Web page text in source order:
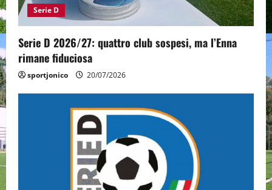
Serie D
Serie D 2026/27: quattro club sospesi, ma l’Enna
rimane fiduciosa
sportjonico 20/07/2026